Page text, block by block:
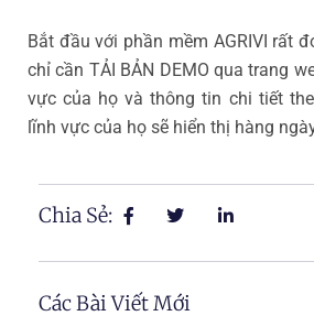
Bắt đầu với phần mềm AGRIVI rất
chỉ cần TẢI BẢN DEMO qua trang
vực của họ và thông tin chi tiết
lĩnh vực của họ sẽ hiển thị hàng
Chia Sẻ:
Các Bài Viết Mới